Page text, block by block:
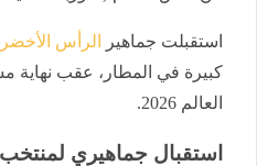
استقبلت جماهير الرأس الأخضر
كبيرة في المطار، عقب نهاية
العالم 2026.
استقبال جماهيري